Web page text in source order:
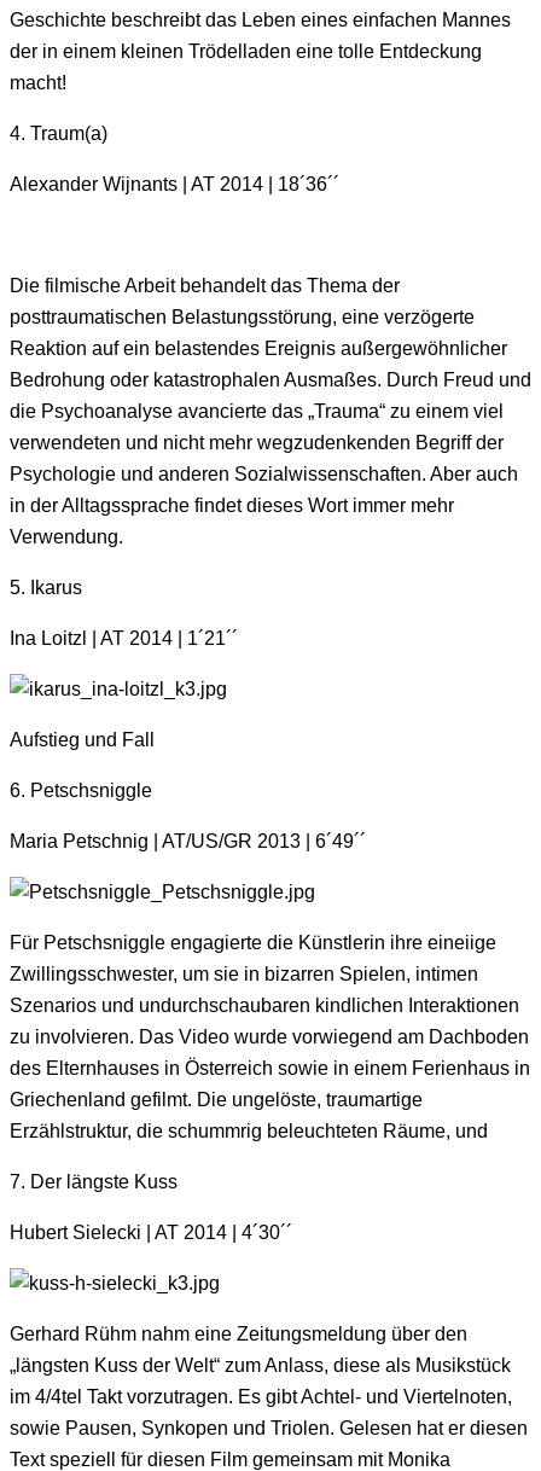
Geschichte beschreibt das Leben eines einfachen Mannes
der in einem kleinen Trödelladen eine tolle Entdeckung
macht!
4. Traum(a)
Alexander Wijnants | AT 2014 | 18´36´´
Die filmische Arbeit behandelt das Thema der
posttraumatischen Belastungsstörung, eine verzögerte
Reaktion auf ein belastendes Ereignis außergewöhnlicher
Bedrohung oder katastrophalen Ausmaßes. Durch Freud und
die Psychoanalyse avancierte das „Trauma“ zu einem viel
verwendeten und nicht mehr wegzudenkenden Begriff der
Psychologie und anderen Sozialwissenschaften. Aber auch
in der Alltagssprache findet dieses Wort immer mehr
Verwendung.
5. Ikarus
Ina Loitzl | AT 2014 | 1´21´´
Aufstieg und Fall
6. Petschsniggle
Maria Petschnig | AT/US/GR 2013 | 6´49´´
Für Petschsniggle engagierte die Künstlerin ihre eineiige
Zwillingsschwester, um sie in bizarren Spielen, intimen
Szenarios und undurchschaubaren kindlichen Interaktionen
zu involvieren. Das Video wurde vorwiegend am Dachboden
des Elternhauses in Österreich sowie in einem Ferienhaus in
Griechenland gefilmt. Die ungelöste, traumartige
Erzählstruktur, die schummrig beleuchteten Räume, und
7. Der längste Kuss
Hubert Sielecki | AT 2014 | 4´30´´
Gerhard Rühm nahm eine Zeitungsmeldung über den
„längsten Kuss der Welt“ zum Anlass, diese als Musikstück
im 4/4tel Takt vorzutragen. Es gibt Achtel- und Viertelnoten,
sowie Pausen, Synkopen und Triolen. Gelesen hat er diesen
Text speziell für diesen Film gemeinsam mit Monika